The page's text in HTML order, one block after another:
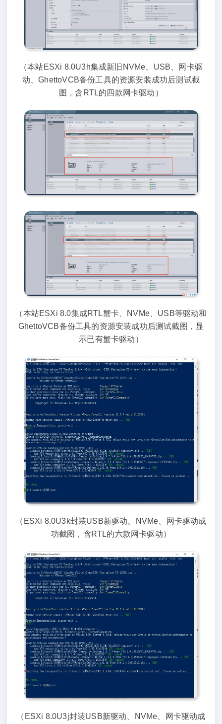
（本站ESXi 8.0U3h集成新旧NVMe、USB、网卡驱
动、GhettoVCB备份工具的资源安装成功后测试截
图，含RTL的四款网卡驱动）
（本站ESXi 8.0集成RTL蟹卡、 NVMe、USB等驱动和
GhettoVCB备份工具的资源安装成功后测试截图，显
示已有蟹卡驱动）
（ESXi 8.0U3k封装USB新驱动、NVMe、网卡驱动成
功截图，含RTL的六款网卡驱动）
（ESXi 8.0U3j封装USB新驱动、NVMe、网卡驱动成